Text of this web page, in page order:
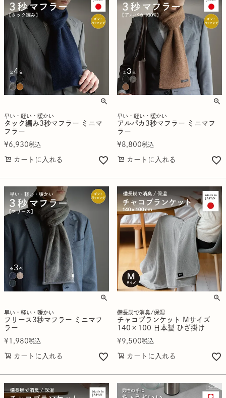
早い・軽い・暖かい
タック編み3秒マフラー ミニマ
フラー
¥6,930税込
カートに入れる
早い・軽い・暖かい
アルパカ3秒マフラー ミニマフ
ラー
¥8,800税込
カートに入れる
早い・軽い・暖かい
フリース3秒マフラー ミニマフ
ラー
¥ 1,980税込
カートに入れる
備長炭で消臭/保湿
チャコブランケット Mサイズ
140×100 日本製 ひざ掛け
¥9,500税込
カートに入れる